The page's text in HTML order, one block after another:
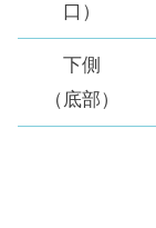
口）
下側
（底部）